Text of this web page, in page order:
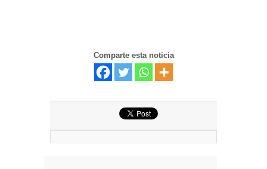
Comparte esta noticia